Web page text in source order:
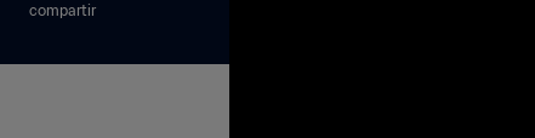
compartir